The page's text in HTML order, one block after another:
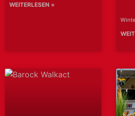
WEITERLESEN »